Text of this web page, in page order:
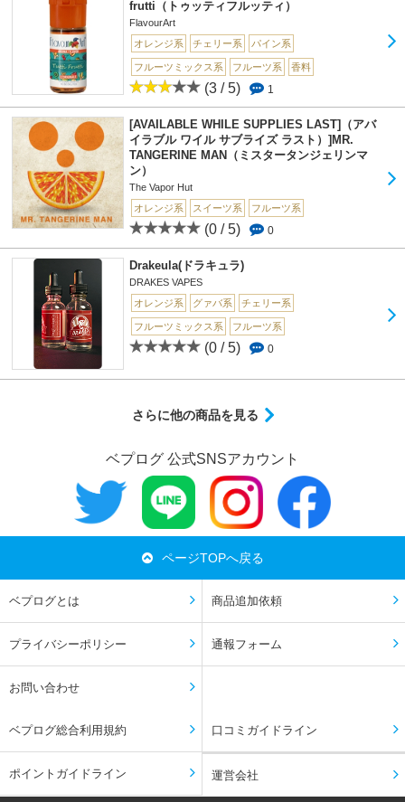
frutti（トゥッティフルッティ）
FlavourArt
オレンジ系
チェリー系 パイン系
フルーツミックス系 フルーツ系 香料
(3 / 5) 1
[AVAILABLE WHILE SUPPLIES LAST]（アバ
イラブル ワイル サブライズ ラスト）]MR.
TANGERINE MAN（ミスタータンジェリンマ
ン）
The Vapor Hut
オレンジ系
スイーツ系 フルーツ系
(0 / 5) 0
Drakeula(ドラキュラ)
DRAKES VAPES
オレンジ系
グァバ系 チェリー系
フルーツミックス系 フルーツ系
(0 / 5) 0
さらに他の商品を見る
ベプログ 公式SNSアカウント
ページTOPへ戻る
ベプログとは 商品追加依頼
プライバシーポリシー 通報フォーム
お問い合わせ
ベプログ総合利用規約 口コミガイドライン
ポイントガイドライン 運営会社